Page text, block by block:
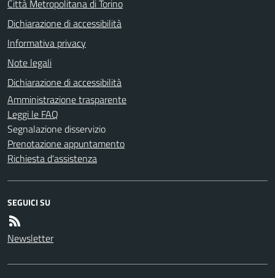
Città Metropolitana di Torino
Dichiarazione di accessibilità
Informativa privacy
Note legali
Dichiarazione di accessibilità
Amministrazione trasparente
Leggi le FAQ
Segnalazione disservizio
Prenotazione appuntamento
Richiesta d'assistenza
SEGUICI SU
Newsletter